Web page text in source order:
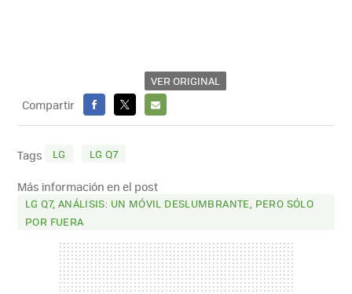
VER ORIGINAL
Compartir
FACEBOOK
X
E-
Tags LG LG Q7
Más información en el post
LG Q7, ANÁLISIS: UN MÓVIL DESLUMBRANTE, PERO SÓLO
POR FUERA